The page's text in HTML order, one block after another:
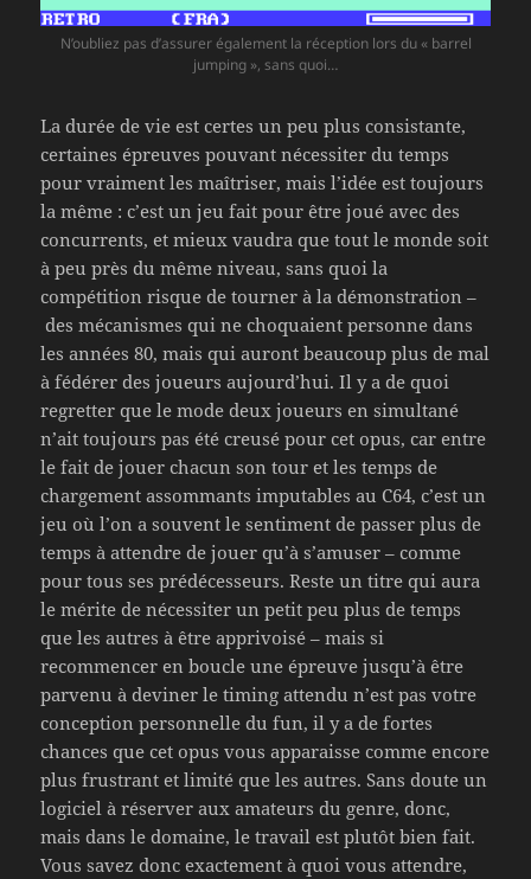
N’oubliez pas d’assurer également la réception lors du « barrel
jumping », sans quoi…
La durée de vie est certes un peu plus consistante,
certaines épreuves pouvant nécessiter du temps
pour vraiment les maîtriser, mais l’idée est toujours
la même : c’est un jeu fait pour être joué avec des
concurrents, et mieux vaudra que tout le monde soit
à peu près du même niveau, sans quoi la
compétition risque de tourner à la démonstration –
des mécanismes qui ne choquaient personne dans
les années 80, mais qui auront beaucoup plus de mal
à fédérer des joueurs aujourd’hui. Il y a de quoi
regretter que le mode deux joueurs en simultané
n’ait toujours pas été creusé pour cet opus, car entre
le fait de jouer chacun son tour et les temps de
chargement assommants imputables au C64, c’est un
jeu où l’on a souvent le sentiment de passer plus de
temps à attendre de jouer qu’à s’amuser – comme
pour tous ses prédécesseurs. Reste un titre qui aura
le mérite de nécessiter un petit peu plus de temps
que les autres à être apprivoisé – mais si
recommencer en boucle une épreuve jusqu’à être
parvenu à deviner le timing attendu n’est pas votre
conception personnelle du fun, il y a de fortes
chances que cet opus vous apparaisse comme encore
plus frustrant et limité que les autres. Sans doute un
logiciel à réserver aux amateurs du genre, donc,
mais dans le domaine, le travail est plutôt bien fait.
Vous savez donc exactement à quoi vous attendre,